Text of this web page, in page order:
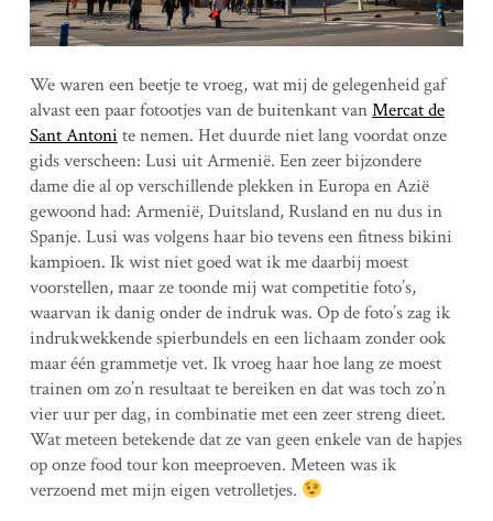
We waren een beetje te vroeg, wat mij de gelegenheid gaf
alvast een paar fotootjes van de buitenkant vanMercat de
Sant Antoni te nemen. Het duurde niet lang voordat onze
gids verscheen: Lusi uit Armenië. Een zeer bijzondere
dame die al op verschillende plekken in Europa en Azië
gewoond had: Armenië, Duitsland, Rusland en nu dus in
Spanje. Lusi was volgens haar bio tevens een fitness bikini
kampioen. Ik wist niet goed wat ik me daarbij moest
voorstellen, maar ze toonde mij wat competitie foto’s,
waarvan ik danig onder de indruk was. Op de foto’s zag ik
indrukwekkende spierbundels en een lichaam zonder ook
maar één grammetje vet. Ik vroeg haar hoe lang ze moest
trainen om zo’n resultaat te bereiken en dat was toch zo’n
vier uur per dag, in combinatie met een zeer streng dieet.
Wat meteen betekende dat ze van geen enkele van de hapjes
op onze food tour kon meeproeven. Meteen was ik
verzoend met mijn eigen vetrolletjes.